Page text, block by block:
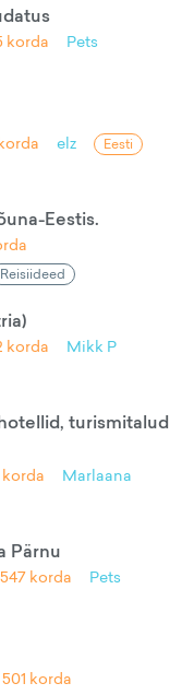
korda Pets
elz
Eesti
Eestis.
Reisiideed
korda Mikk P
turismitalud
korda Marlaana
Pärnu
547 korda Pets
501 korda